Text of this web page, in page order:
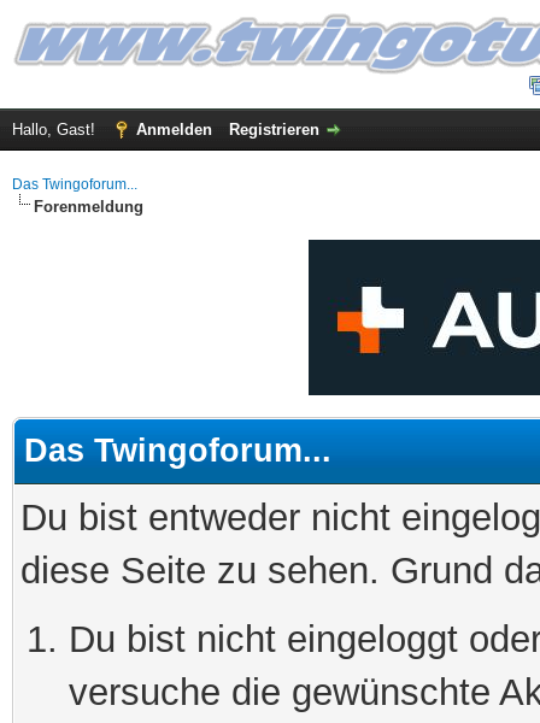
Hallo, Gast! Anmelden Registrieren
Das Twingoforum...
Forenmeldung
Das Twingoforum...
Du bist entweder nicht
diese Seite zu sehen. Grund
Du bist nicht eingeloggt
versuche die gewünschte